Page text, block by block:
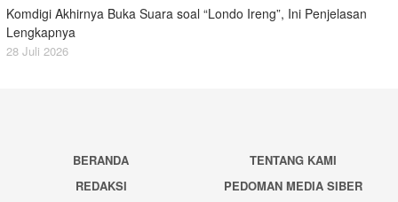
Komdigi Akhirnya Buka Suara soal “Londo Ireng”, Ini Penjelasan
Lengkapnya
28 Juli 2026
BERANDA
TENTANG KAMI
REDAKSI
PEDOMAN MEDIA SIBER